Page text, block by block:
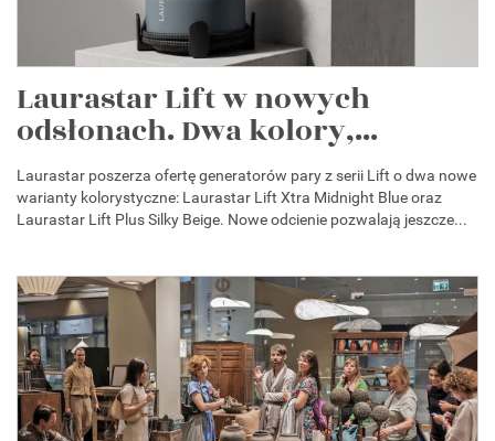
Laurastar Lift w nowych
odsłonach. Dwa kolory,...
Laurastar poszerza ofertę generatorów pary z serii Lift o dwa nowe
warianty kolorystyczne: Laurastar Lift Xtra Midnight Blue oraz
Laurastar Lift Plus Silky Beige. Nowe odcienie pozwalają jeszcze...